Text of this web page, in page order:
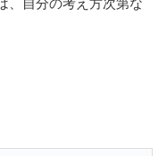
、自分の考え方次第な